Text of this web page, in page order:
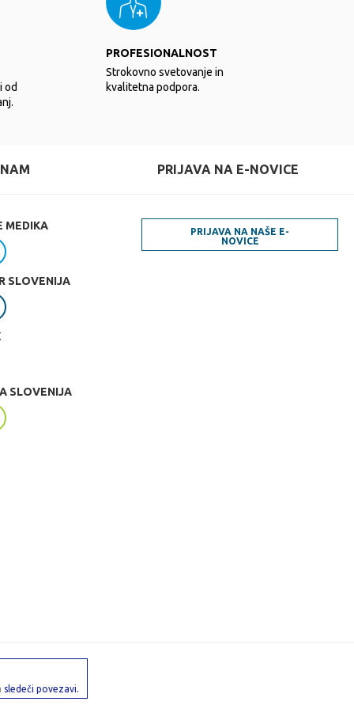
od
PROFESIONALNOST
Strokovno svetovanje in
kvalitetna podpora.
PRIJAVA NA E-NOVICE
MEDIKA
SLOVENIJA
SLOVENIJA
PRIJAVA NA NAŠE E-
NOVICE
sledeči povezavi.